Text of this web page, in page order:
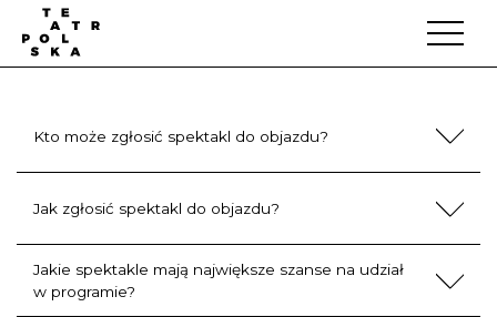
Kto może zgłosić spektakl do objazdu?
Jak zgłosić spektakl do objazdu?
Jakie spektakle mają największe szanse na udział
w programie?